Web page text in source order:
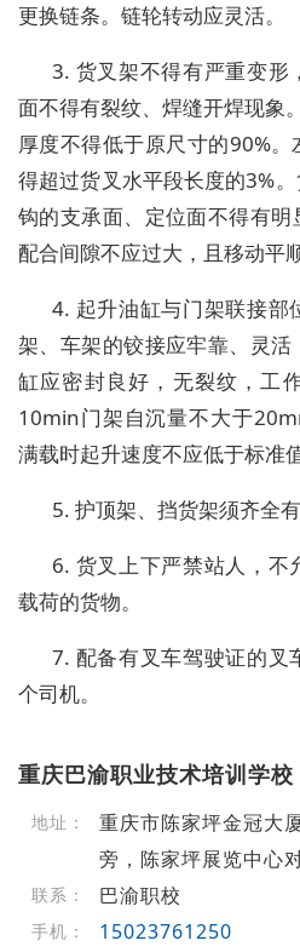
更换链条。链轮转动应灵活。
3. 货叉架不得有严重变形
面不得有裂纹、焊缝开焊现象
厚度不得低于原尺寸的90%
得超过货叉水平段长度的3%
钩的支承面、定位面不得有
配合间隙不应过大，且移动平顺
4. 起升油缸与门架联接部
架、车架的铰接应牢靠、灵
缸应密封良好，无裂纹，工
10min门架自沉量不大于
满载时起升速度不应低于标准
5. 护顶架、挡货架须齐全有
6. 货叉上下严禁站人，不
载荷的货物。
7. 配备有叉车驾驶证的叉
个司机。
重庆巴渝职业技术培训学校
地址：
重庆市陈家坪金冠大
旁，陈家坪展览中心对
联系： 巴渝职校
手机： 15023761250